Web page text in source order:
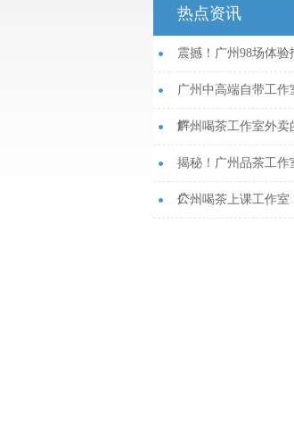
热点资讯
震撼！广州98场体验
广州中高端自带工作
解...
广州喝茶工作室外卖
揭秘！广州品茶工作
公...
广州喝茶上课工作室‌